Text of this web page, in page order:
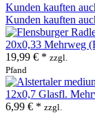
Kunden kauften
Kunden kauften
20x0,33 Mehrweg
19,99 € * zzgl.
Pfand
12x0,7 Glasfl.
6,99 € * zzgl.